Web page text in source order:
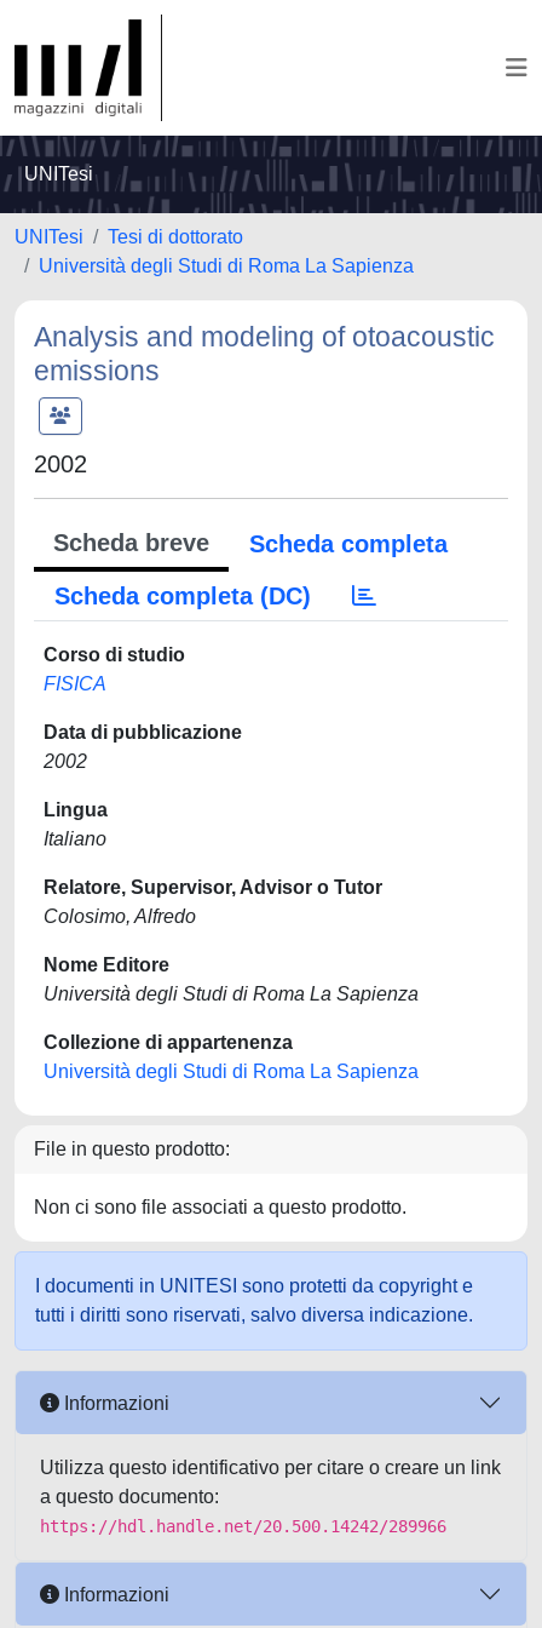
UNITesi
UNITesi
Tesi di dottorato
Università degli Studi di Roma La Sapienza
Analysis and modeling of otoacoustic
emissions
2002
Scheda breve
Scheda completa
Scheda completa (DC)
Corso di studio
FISICA
Data di pubblicazione
2002
Lingua
Italiano
Relatore, Supervisor, Advisor o Tutor
Colosimo, Alfredo
Nome Editore
Università degli Studi di Roma La Sapienza
Collezione di appartenenza
Università degli Studi di Roma La Sapienza
File in questo prodotto:
Non ci sono file associati a questo prodotto.
I documenti in UNITESI sono protetti da copyright e
tutti i diritti sono riservati, salvo diversa indicazione.
Informazioni
Utilizza questo identificativo per citare o creare un link
a questo documento:
https://hdl.handle.net/20.500.14242/289966
Informazioni